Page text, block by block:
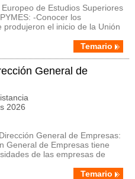
de Estudios Superiores
-Conocer los
el inicio de la Unión
Temario
General de
2026
General de Empresas:
General de Empresas tiene
de las empresas de
Temario